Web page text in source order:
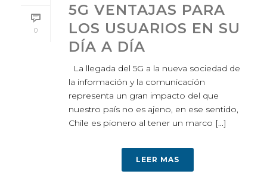
0
5G VENTAJAS PARA
LOS USUARIOS EN SU
DÍA A DÍA
La llegada del 5G a la nueva sociedad de
la información y la comunicación
representa un gran impacto del que
nuestro país no es ajeno, en ese sentido,
Chile es pionero al tener un marco [...]
LEER MAS